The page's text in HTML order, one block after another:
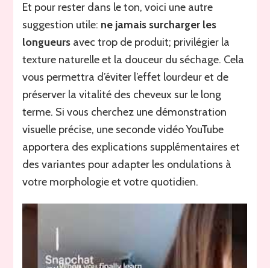
Et pour rester dans le ton, voici une autre
suggestion utile: ne jamais surcharger les
longueurs avec trop de produit; privilégier la
texture naturelle et la douceur du séchage. Cela
vous permettra d’éviter l’effet lourdeur et de
préserver la vitalité des cheveux sur le long
terme. Si vous cherchez une démonstration
visuelle précise, une seconde vidéo YouTube
apportera des explications supplémentaires et
des variantes pour adapter les ondulations à
votre morphologie et votre quotidien.